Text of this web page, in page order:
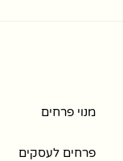
מנוי פרחים
פרחים לעסקים